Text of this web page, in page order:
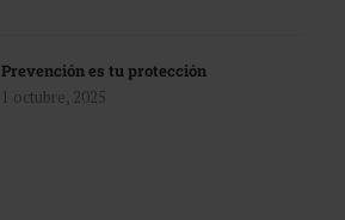
Prevención es tu protección
1 octubre, 2025